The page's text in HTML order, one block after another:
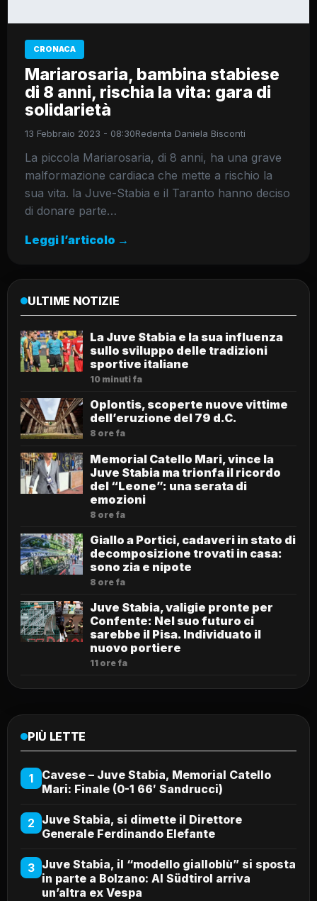
CRONACA
Mariarosaria, bambina stabiese
di 8 anni, rischia la vita: gara di
solidarietà
13 Febbraio 2023 - 08:30Redenta Daniela Bisconti
La piccola Mariarosaria, di 8 anni, ha una grave
malformazione cardiaca che mette a rischio la
sua vita. la Juve-Stabia e il Taranto hanno deciso
di donare parte…
Leggi l’articolo →
ULTIME NOTIZIE
La Juve Stabia e la sua influenza
sullo sviluppo delle tradizioni
sportive italiane
10 minuti fa
Oplontis, scoperte nuove vittime
dell’eruzione del 79 d.C.
8 ore fa
Memorial Catello Mari, vince la
Juve Stabia ma trionfa il ricordo
del “Leone”: una serata di
emozioni
8 ore fa
Giallo a Portici, cadaveri in stato di
decomposizione trovati in casa:
sono zia e nipote
8 ore fa
Juve Stabia, valigie pronte per
Confente: Nel suo futuro ci
sarebbe il Pisa. Individuato il
nuovo portiere
11 ore fa
PIÙ LETTE
1
Cavese – Juve Stabia, Memorial Catello
Mari: Finale (0-1 66′ Sandrucci)
2 Juve Stabia, si dimette il Direttore
Generale Ferdinando Elefante
3 Juve Stabia, il “modello gialloblù” si sposta
in parte a Bolzano: Al Südtirol arriva
un’altra ex Vespa